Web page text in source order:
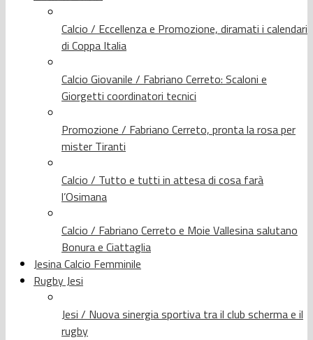
Calcio / Eccellenza e Promozione, diramati i calendari
di Coppa Italia
Calcio Giovanile / Fabriano Cerreto: Scaloni e
Giorgetti coordinatori tecnici
Promozione / Fabriano Cerreto, pronta la rosa per
mister Tiranti
Calcio / Tutto e tutti in attesa di cosa farà
l’Osimana
Calcio / Fabriano Cerreto e Moie Vallesina salutano
Bonura e Ciattaglia
Jesina Calcio Femminile
Rugby Jesi
Jesi / Nuova sinergia sportiva tra il club scherma e il
rugby